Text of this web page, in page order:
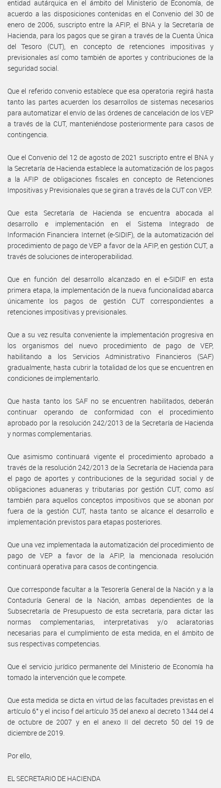
entidad autárquica en el ámbito del Ministerio de Economía, de
acuerdo a las disposiciones contenidas en el Convenio del 30 de
enero de 2006, suscripto entre la AFIP, el BNA y la Secretaría de
Hacienda, para los pagos que se giran a través de la Cuenta Única
del Tesoro (CUT), en concepto de retenciones impositivas y
previsionales así como también de aportes y contribuciones de la
seguridad social.
Que el referido convenio establece que esa operatoria regirá hasta
tanto las partes acuerden los desarrollos de sistemas necesarios
para automatizar el envío de las órdenes de cancelación de los VEP
a través de la CUT, manteniéndose posteriormente para casos de
contingencia.
Que el Convenio del 12 de agosto de 2021 suscripto entre el BNA y
la Secretaría de Hacienda establece la automatización de los pagos
a la AFIP de obligaciones fiscales en concepto de Retenciones
Impositivas y Previsionales que se giran a través de la CUT con VEP.
Que esta Secretaría de Hacienda se encuentra abocada al
desarrollo e implementación en el Sistema Integrado de
Información Financiera Internet (e-SIDIF), de la automatización del
procedimiento de pago de VEP a favor de la AFIP, en gestión CUT, a
través de soluciones de interoperabilidad.
Que en función del desarrollo alcanzado en el e-SIDIF en esta
primera etapa, la implementación de la nueva funcionalidad abarca
únicamente los pagos de gestión CUT correspondientes a
retenciones impositivas y previsionales.
Que a su vez resulta conveniente la implementación progresiva en
los organismos del nuevo procedimiento de pago de VEP,
habilitando a los Servicios Administrativo Financieros (SAF)
gradualmente, hasta cubrir la totalidad de los que se encuentren en
condiciones de implementarlo.
Que hasta tanto los SAF no se encuentren habilitados, deberán
continuar operando de conformidad con el procedimiento
aprobado por la resolución 242/2013 de la Secretaría de Hacienda
y normas complementarias.
Que asimismo continuará vigente el procedimiento aprobado a
través de la resolución 242/2013 de la Secretaría de Hacienda para
el pago de aportes y contribuciones de la seguridad social y de
obligaciones aduaneras y tributarias por gestión CUT, como así
también para aquellos conceptos impositivos que se abonan por
fuera de la gestión CUT, hasta tanto se alcance el desarrollo e
implementación previstos para etapas posteriores.
Que una vez implementada la automatización del procedimiento de
pago de VEP a favor de la AFIP, la mencionada resolución
continuará operativa para casos de contingencia.
Que corresponde facultar a la Tesorería General de la Nación y a la
Contaduría General de la Nación, ambas dependientes de la
Subsecretaría de Presupuesto de esta secretaría, para dictar las
normas complementarias, interpretativas y/o aclaratorias
necesarias para el cumplimiento de esta medida, en el ámbito de
sus respectivas competencias.
Que el servicio jurídico permanente del Ministerio de Economía ha
tomado la intervención que le compete.
Que esta medida se dicta en virtud de las facultades previstas en el
artículo 6° y el inciso f del artículo 35 del anexo al decreto 1344 del 4
de octubre de 2007 y en el anexo II del decreto 50 del 19 de
diciembre de 2019.
Por ello,
EL SECRETARIO DE HACIENDA